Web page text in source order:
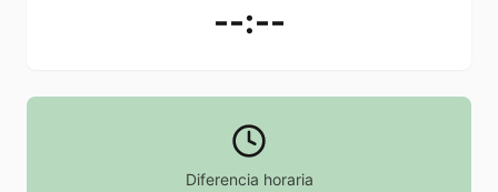
--:--
Diferencia horaria